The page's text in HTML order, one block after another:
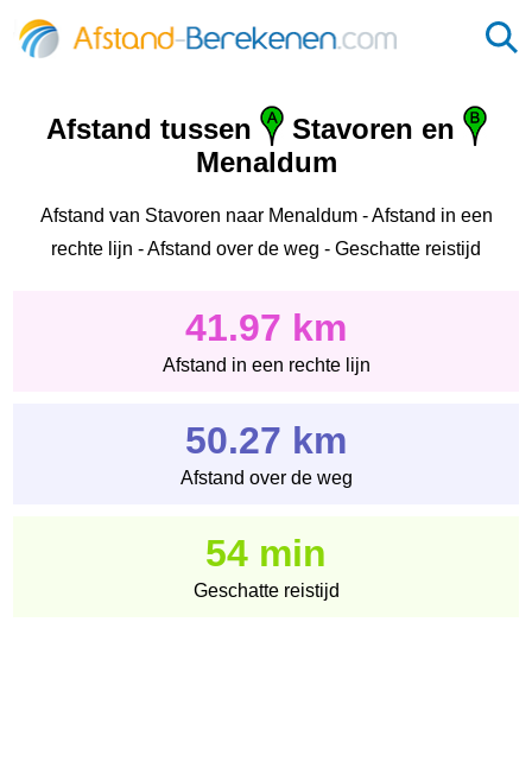
Afstand tussen
Stavoren en
Menaldum
Afstand van Stavoren naar Menaldum - Afstand in een
rechte lijn - Afstand over de weg - Geschatte reistijd
41.97 km
Afstand in een rechte lijn
50.27 km
Afstand over de weg
54 min
Geschatte reistijd